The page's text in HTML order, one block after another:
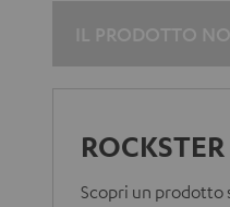
Scopri un prodotto